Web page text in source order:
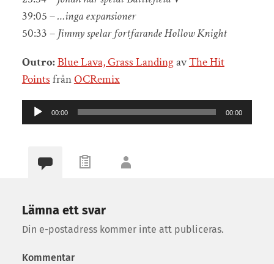
39:05 –…inga expansioner
50:33 – Jimmy spelar fortfarande Hollow Knight
Outro:Blue Lava, Grass LandingavThe Hit
Points frånOCRemix
Ljudspelare
00:00 00:00
Lämna ett svar
Din e-postadress kommer inte att publiceras.
Kommentar